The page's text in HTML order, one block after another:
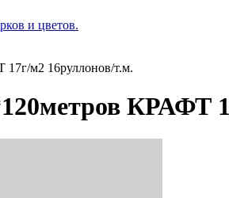
и цветов.
м2 16руллонов/т.м.
КРАФТ